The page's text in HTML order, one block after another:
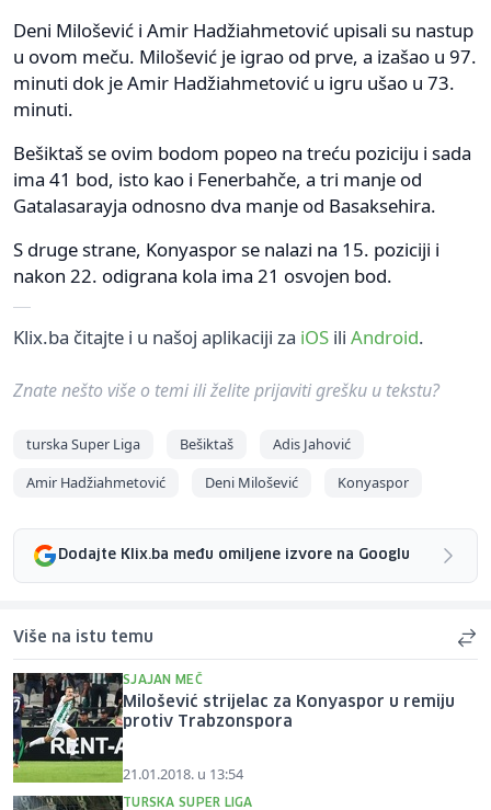
Deni Milošević i Amir Hadžiahmetović upisali su nastup
u ovom meču. Milošević je igrao od prve, a izašao u 97.
minuti dok je Amir Hadžiahmetović u igru ušao u 73.
minuti.
Bešiktaš se ovim bodom popeo na treću poziciju i sada
ima 41 bod, isto kao i Fenerbahče, a tri manje od
Gatalasarayja odnosno dva manje od Basaksehira.
S druge strane, Konyaspor se nalazi na 15. poziciji i
nakon 22. odigrana kola ima 21 osvojen bod.
Klix.ba čitajte i u našoj aplikaciji za iOS ili Android.
Znate nešto više o temi ili želite prijaviti grešku u tekstu?
turska Super Liga Bešiktaš
Adis Jahović
Amir Hadžiahmetović
Deni Milošević Konyaspor
Dodajte Klix.ba među omiljene izvore na Googlu
Više na istu temu
SJAJAN MEČ
Milošević strijelac za Konyaspor u remiju
protiv Trabzonspora
21.01.2018. u 13:54
TURSKA SUPER LIGA